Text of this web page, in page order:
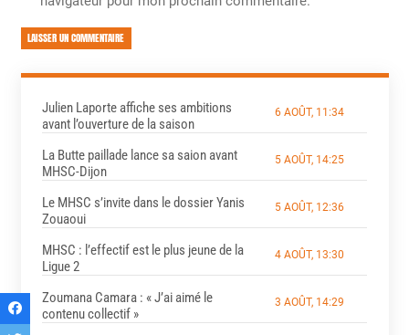
LAISSER UN COMMENTAIRE
Julien Laporte affiche ses ambitions
avant l’ouverture de la saison
6 AOÛT, 11:34
La Butte paillade lance sa saion avant
MHSC-Dijon
5 AOÛT, 14:25
Le MHSC s’invite dans le dossier Yanis
Zouaoui
5 AOÛT, 12:36
MHSC : l’effectif est le plus jeune de la
Ligue 2
4 AOÛT, 13:30
Zoumana Camara : « J’ai aimé le
contenu collectif »
3 AOÛT, 14:29